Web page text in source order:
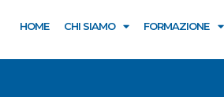
HOME CHI SIAMO FORMAZIONE